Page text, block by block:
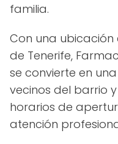
familia.
Con una ubicación
de Tenerife,
se convierte en
vecinos del barrio
horarios de
atención